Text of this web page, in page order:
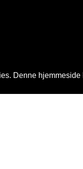
Denne